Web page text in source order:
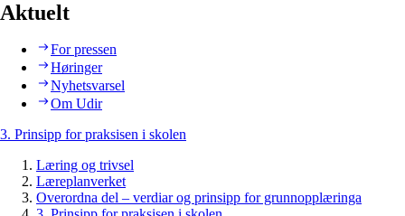
Aktuelt
For pressen
Høringer
Nyhetsvarsel
Om Udir
3. Prinsipp for praksisen i skolen
Læring og trivsel
Læreplanverket
Overordna del – verdiar og prinsipp for grunnopplæringa